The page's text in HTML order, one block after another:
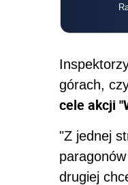
górach,
cele akcji
"Z jednej
drugiej